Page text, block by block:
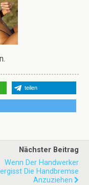
teilen
Nächster Beitrag
Wenn Der Handwerker
Die Handbremse
Anzuziehen